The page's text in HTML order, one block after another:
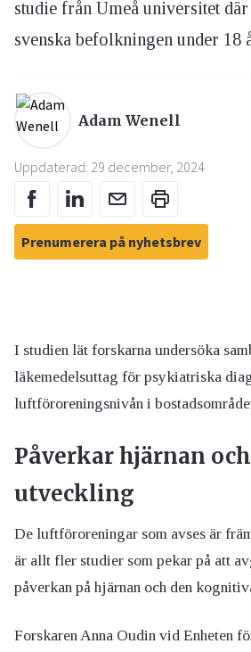
studie från Umeå universitet
svenska befolkningen under 18
Adam Wenell
Uppdaterad: 29 december, 2024
Prenumerera på nyhetsbrev
I studien lät forskarna undersöka
läkemedelsuttag för psykiatriska
luftföroreningsnivån i
Påverkar hjärnan
utveckling
De luftföroreningar som avses är
är allt fler studier som pekar på att
påverkan på hjärnan och den
Forskaren Anna Oudin vid Enheten